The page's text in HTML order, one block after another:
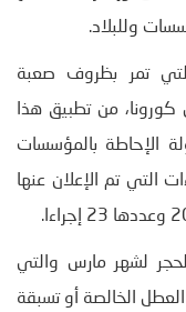
وللبلاد.
تمر بظروف صعبة
من تطبيق هذا
الإحاطة بالمؤسسات
التي تم الإعلان عنها
لشهر مارس والتي
الخالصة أو تسبقة